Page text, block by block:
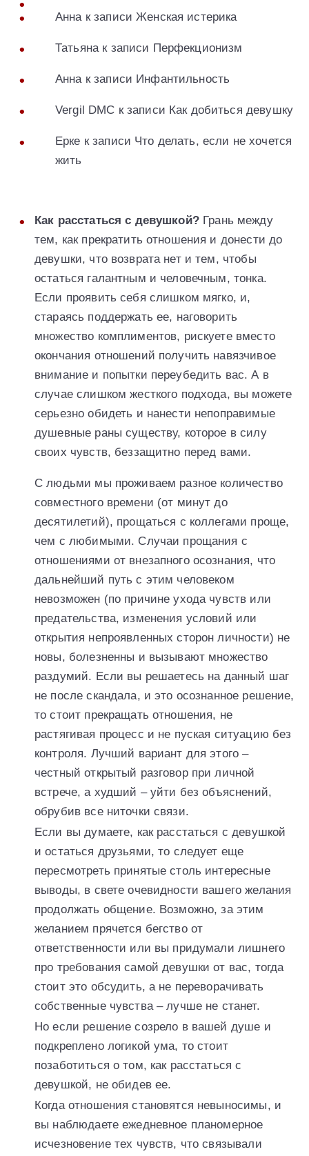
Анна к записи Женская истерика
Татьяна к записи Перфекционизм
Анна к записи Инфантильность
Vergil DMC к записи Как добиться девушку
Ерке к записи Что делать, если не хочется
жить
Как расстаться с девушкой?Грань между
тем, как прекратить отношения и донести до
девушки, что возврата нет и тем, чтобы
остаться галантным и человечным, тонка.
Если проявить себя слишком мягко, и,
стараясь поддержать ее, наговорить
множество комплиментов, рискуете вместо
окончания отношений получить навязчивое
внимание и попытки переубедить вас. А в
случае слишком жесткого подхода, вы можете
серьезно обидеть и нанести непоправимые
душевные раны существу, которое в силу
своих чувств, беззащитно перед вами.
С людьми мы проживаем разное количество
совместного времени (от минут до
десятилетий), прощаться с коллегами проще,
чем с любимыми. Случаи прощания с
отношениями от внезапного осознания, что
дальнейший путь с этим человеком
невозможен (по причине ухода чувств или
предательства, изменения условий или
открытия непроявленных сторон личности) не
новы, болезненны и вызывают множество
раздумий. Если вы решаетесь на данный шаг
не после скандала, и это осознанное решение,
то стоит прекращать отношения, не
растягивая процесс и не пуская ситуацию без
контроля. Лучший вариант для этого –
честный открытый разговор при личной
встрече, а худший – уйти без объяснений,
обрубив все ниточки связи.
Если вы думаете, как расстаться с девушкой
и остаться друзьями, то следует еще
пересмотреть принятые столь интересные
выводы, в свете очевидности вашего желания
продолжать общение. Возможно, за этим
желанием прячется бегство от
ответственности или вы придумали лишнего
про требования самой девушки от вас, тогда
стоит это обсудить, а не переворачивать
собственные чувства – лучше не станет.
Но если решение созрело в вашей душе и
подкреплено логикой ума, то стоит
позаботиться о том, как расстаться с
девушкой, не обидев ее.
Когда отношения становятся невыносимы, и
вы наблюдаете ежедневное планомерное
исчезновение тех чувств, что связывали